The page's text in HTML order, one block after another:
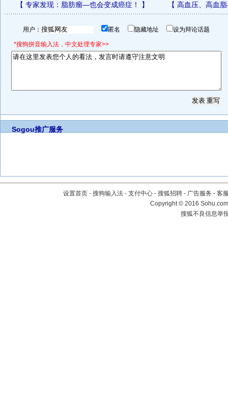
【 专家发现：脂肪瘤—也会变成癌症！ 】 【 高血压、高血
用户： 匿名 隐藏地址 设为辩论话题
*搜狗拼音输入法，中文处理专家>>
Sogou推广服务
设置首页 - 搜狗输入法 - 支付中心 - 搜狐招聘 - 广告服务 - 客
Copyright©2016
搜狐不良信息举